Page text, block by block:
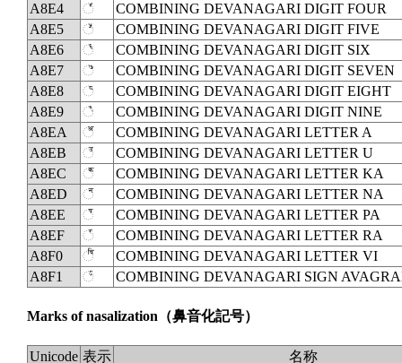
A8E4
◌꣤
COMBINING DEVANAGARI DIGIT FOUR
A8E5
◌꣥
COMBINING DEVANAGARI DIGIT FIVE
A8E6
◌꣦
COMBINING DEVANAGARI DIGIT SIX
A8E7
◌꣧
COMBINING DEVANAGARI DIGIT SEVEN
A8E8
◌꣨
COMBINING DEVANAGARI DIGIT EIGHT
A8E9
◌꣩
COMBINING DEVANAGARI DIGIT NINE
A8EA
◌꣪
COMBINING DEVANAGARI LETTER A
A8EB
◌꣫
COMBINING DEVANAGARI LETTER U
A8EC
◌꣬
COMBINING DEVANAGARI LETTER KA
A8ED
◌꣭
COMBINING DEVANAGARI LETTER NA
A8EE
◌꣮
COMBINING DEVANAGARI LETTER PA
A8EF
◌꣯
COMBINING DEVANAGARI LETTER RA
A8F0
◌꣰
COMBINING DEVANAGARI LETTER VI
A8F1
◌꣱ COMBINING DEVANAGARI SIGN
Marks of nasalization （鼻音化記号）
Unicode 表示
名称